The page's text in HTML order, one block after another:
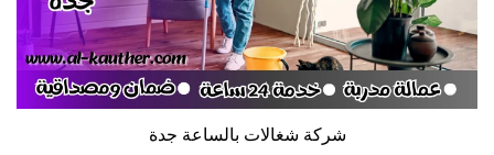
شركة شغالات بالساعة جدة